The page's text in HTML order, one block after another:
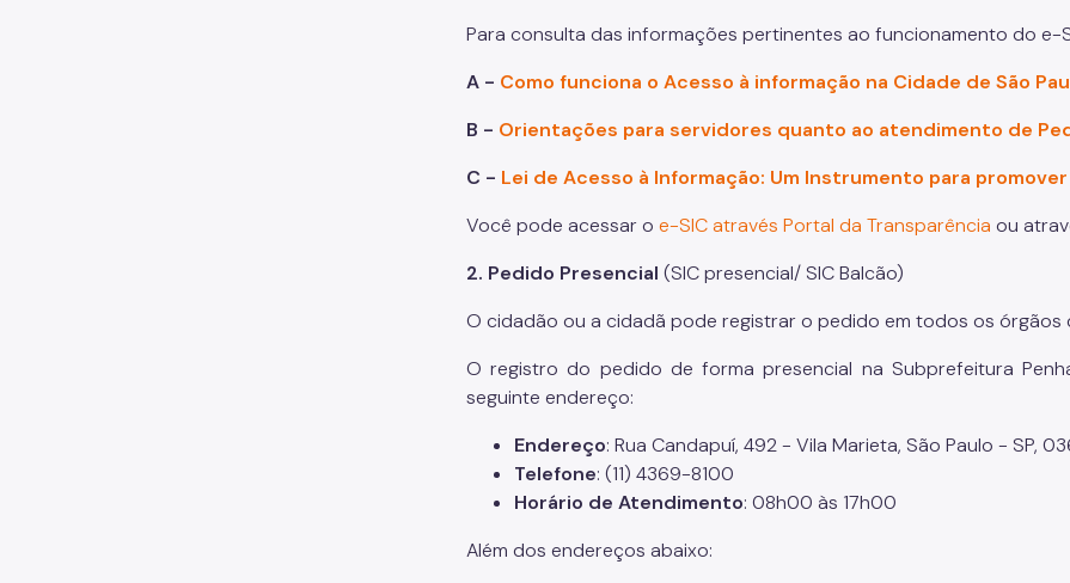
Para consulta das informações pertinentes ao funcionamento do e-
A - Como funciona o Acesso à informação na Cidade de São
B - Orientações para servidores quanto ao atendimento de
C - Lei de Acesso à Informação: Um Instrumento para
Você pode acessar o e-SIC através Portal da Transparência ou
2. Pedido Presencial (SIC presencial/ SIC Balcão)
O cidadão ou a cidadã pode registrar o pedido em todos os órgãos
O registro do pedido de forma presencial na Subprefeitura
seguinte endereço:
Endereço: Rua Candapuí, 492 - Vila Marieta, São Paulo - SP,
Telefone: (11) 4369-8100
Horário de Atendimento: 08h00 às 17h00
Além dos endereços abaixo: